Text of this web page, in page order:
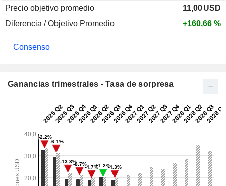
Precio objetivo promedio
11,00USD
Diferencia / Objetivo Promedio
+160,66 %
Consenso
Ganancias trimestrales - Tasa de sorpresa